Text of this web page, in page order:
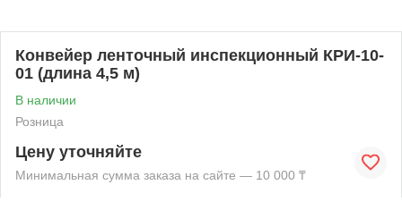
Конвейер ленточный инспекционный КРИ-10-
01 (длина 4,5 м)
В наличии
Розница
Цену уточняйте
Минимальная сумма заказа на сайте — 10 000 ₸